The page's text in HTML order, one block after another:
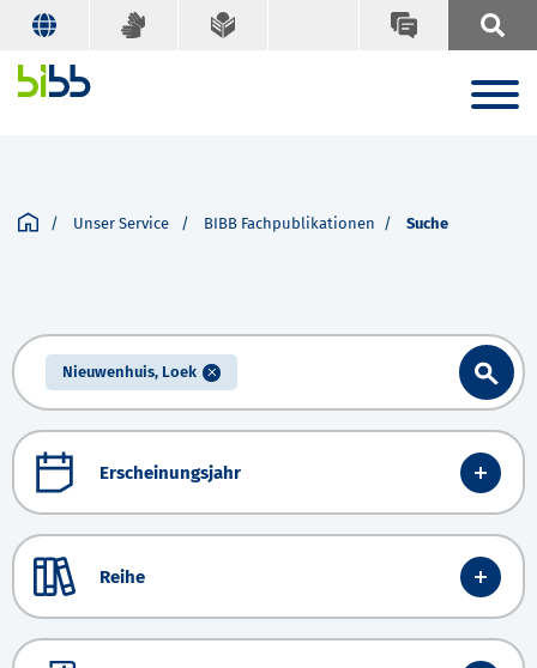
Unser Service BIBB Fachpublikationen Suche
Nieuwenhuis, Loek
Erscheinungsjahr
Reihe